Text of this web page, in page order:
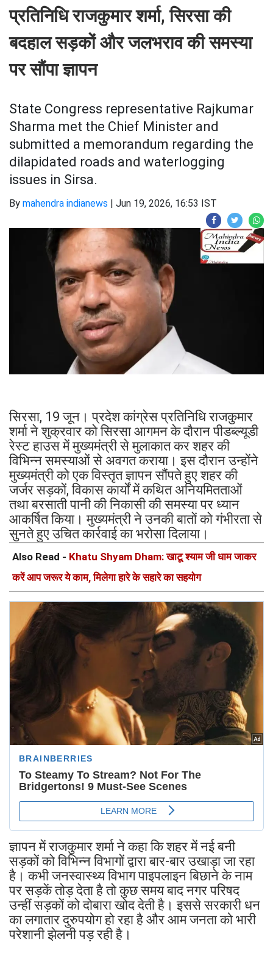
प्रतिनिधि राजकुमार शर्मा, सिरसा की
बदहाल सड़कों और जलभराव की समस्या
पर सौंपा ज्ञापन
State Congress representative Rajkumar
Sharma met the Chief Minister and
submitted a memorandum regarding the
dilapidated roads and waterlogging
issues in Sirsa.
By mahendra indianews | Jun 19, 2026, 16:53 IST
सिरसा, 19 जून। प्रदेश कांग्रेस प्रतिनिधि राजकुमार
शर्मा ने शुक्रवार को सिरसा आगमन के दौरान पीडब्ल्यूडी
रेस्ट हाउस में मुख्यमंत्री से मुलाकात कर शहर की
विभिन्न समस्याओं से अवगत कराया। इस दौरान उन्होंने
मुख्यमंत्री को एक विस्तृत ज्ञापन सौंपते हुए शहर की
जर्जर सड़कों, विकास कार्यों में कथित अनियमितताओं
तथा बरसाती पानी की निकासी की समस्या पर ध्यान
आकर्षित किया। मुख्यमंत्री ने उनकी बातों को गंभीरता से
सुनते हुए उचित कार्रवाई का भरोसा दिलाया।
Also Read - Khatu Shyam Dham: खाटू श्याम जी धाम जाकर
करें आप जरूर ये काम, मिलेगा हारे के सहारे का सहयोग
ज्ञापन में राजकुमार शर्मा ने कहा कि शहर में नई बनी
सड़कों को विभिन्न विभागों द्वारा बार-बार उखाड़ा जा रहा
है। कभी जनस्वास्थ्य विभाग पाइपलाइन बिछाने के नाम
पर सड़कें तोड़ देता है तो कुछ समय बाद नगर परिषद
उन्हीं सड़कों को दोबारा खोद देती है। इससे सरकारी धन
का लगातार दुरुपयोग हो रहा है और आम जनता को भारी
परेशानी झेलनी पड़ रही है।